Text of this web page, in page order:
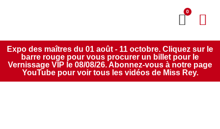
0
Expo des maîtres du 01 août - 11 octobre. Cliquez sur le
barre rouge pour vous procurer un billet pour le
Vernissage VIP le 08/08/26. Abonnez-vous à notre page
YouTube pour voir tous les vidéos de Miss Rey.